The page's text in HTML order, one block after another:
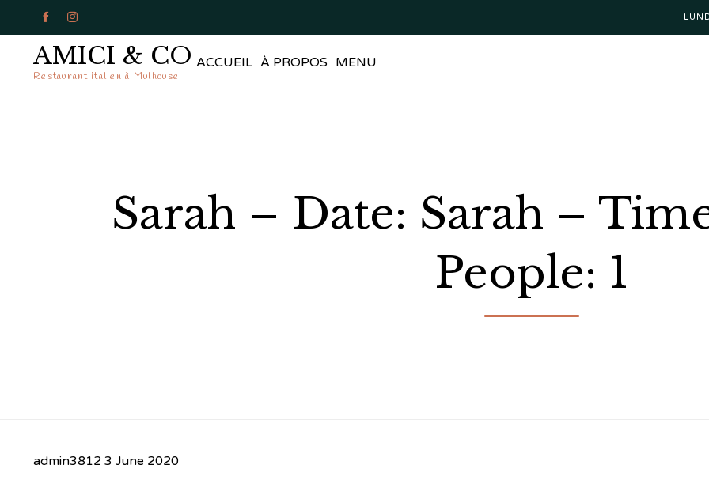
 
AMICI & CO
Restaurant italien à Mulhouse
ACCUEIL À PROPOS MENU
Sarah – Date: Sarah –
People: 1
admin3812 3 June 2020